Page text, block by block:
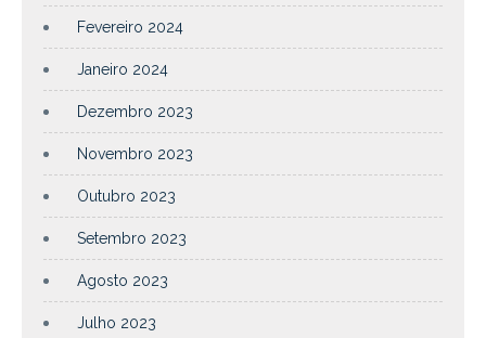
Fevereiro 2024
Janeiro 2024
Dezembro 2023
Novembro 2023
Outubro 2023
Setembro 2023
Agosto 2023
Julho 2023